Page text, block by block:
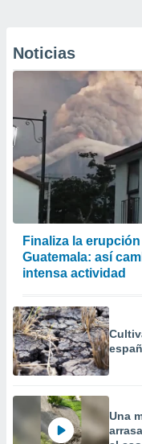
Noticias
Finaliza la
Guatemala: así
intensa actividad
Una